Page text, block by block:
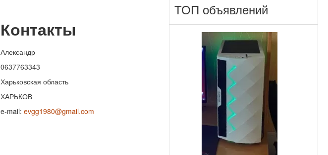
Контакты
Александр
0637763343
Харьковская область
ХАРЬКОВ
e-mail: evgg1980@gmail.com
ТОП объявлений